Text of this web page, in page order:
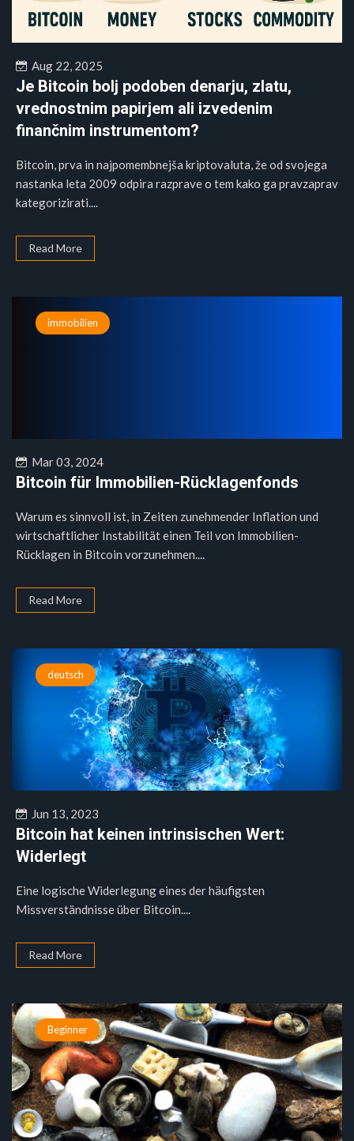
Aug 22, 2025
Je Bitcoin bolj podoben denarju, zlatu,
vrednostnim papirjem ali izvedenim
finančnim instrumentom?
Bitcoin, prva in najpomembnejša kriptovaluta, že od svojega
nastanka leta 2009 odpira razprave o tem kako ga pravzaprav
kategorizirati....
Read More
immobilien
Mar 03, 2024
Bitcoin für Immobilien-Rücklagenfonds
Warum es sinnvoll ist, in Zeiten zunehmender Inflation und
wirtschaftlicher Instabilität einen Teil von Immobilien-
Rücklagen in Bitcoin vorzunehmen....
Read More
deutsch
Jun 13, 2023
Bitcoin hat keinen intrinsischen Wert:
Widerlegt
Eine logische Widerlegung eines der häufigsten
Missverständnisse über Bitcoin....
Read More
Beginner